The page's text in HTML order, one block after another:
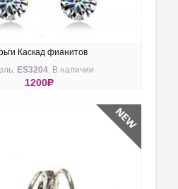
Каскад фианитов
ES3204. В наличии
1200R